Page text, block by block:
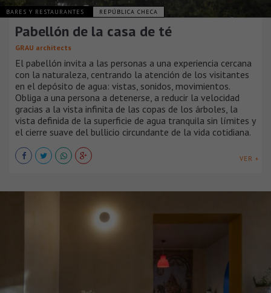
BARES Y RESTAURANTES REPÚBLICA CHECA
Pabellón de la casa de té
GRAU architects
El pabellón invita a las personas a una experiencia cercana
con la naturaleza, centrando la atención de los visitantes
en el depósito de agua: vistas, sonidos, movimientos.
Obliga a una persona a detenerse, a reducir la velocidad
gracias a la vista infinita de las copas de los árboles, la
vista definida de la superficie de agua tranquila sin límites y
el cierre suave del bullicio circundante de la vida cotidiana.
VER +